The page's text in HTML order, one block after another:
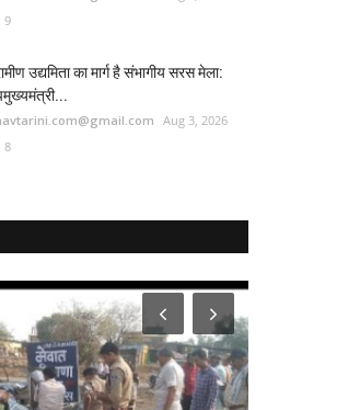
9
उद्यमिता का मार्ग है संभागीय सरस मेला:
Aug 3, 2026
8